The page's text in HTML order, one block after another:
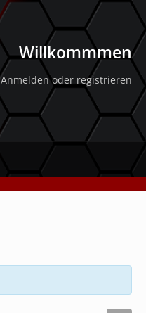
Willkommmen
Anmelden oder registrieren